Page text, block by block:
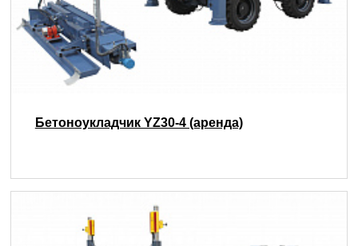
Бетоноукладчик YZ30-4 (аренда)